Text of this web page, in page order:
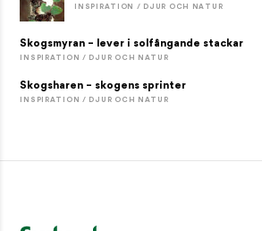
INSPIRATION / DJUR OCH NATUR
Skogsmyran – lever i solfångande stackar
INSPIRATION / DJUR OCH NATUR
Skogsharen – skogens sprinter
INSPIRATION / DJUR OCH NATUR